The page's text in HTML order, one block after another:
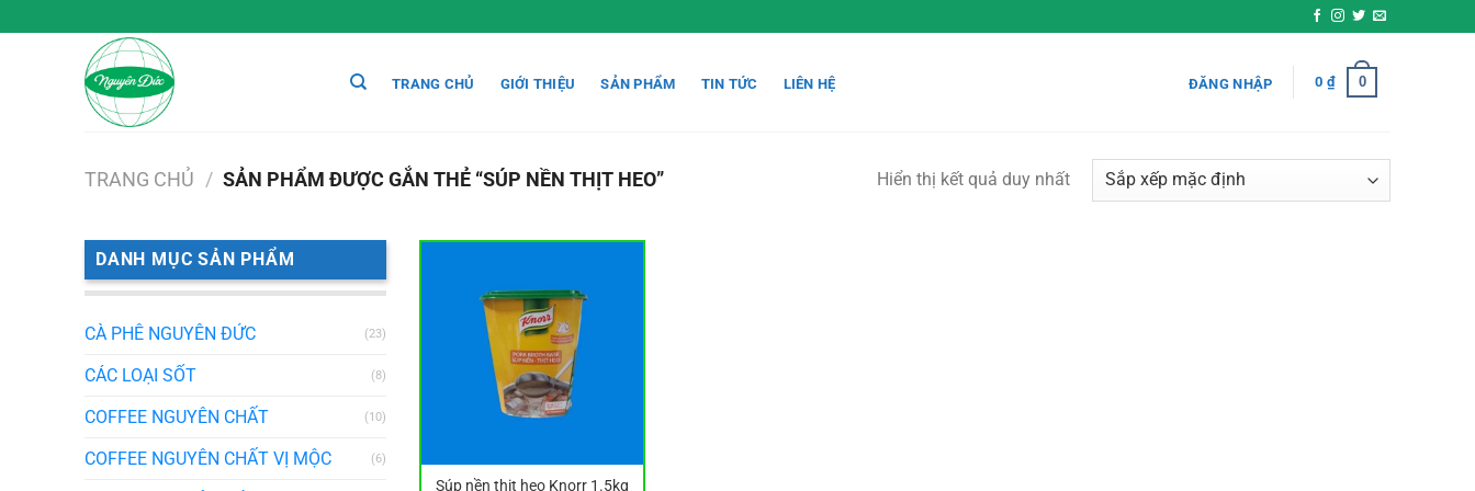
đến
TRANG CHỦ GIỚI THIỆU SẢN PHẨM TIN TỨC LIÊN HỆ ĐĂNG NHẬP 0 ₫ 0
TRANG CHỦ / SẢN PHẨM ĐƯỢC GẮN THẺ “SÚP NỀN THỊT HEO” Hiển thị kết quả duy nhất
DANH MỤC SẢN PHẨM
CÀ PHÊ NGUYÊN ĐỨC (23)
CÁC LOẠI SỐT (8)
COFFEE NGUYÊN CHẤT (10)
COFFEE NGUYÊN CHẤT VỊ MỘC (6)
Súp nền thịt heo Knorr 1.5kg